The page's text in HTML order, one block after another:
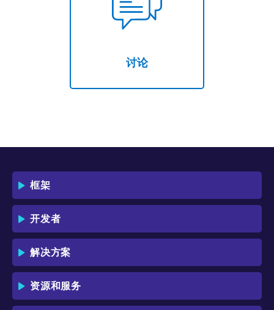
讨论
框架
开发者
解决方案
资源和服务